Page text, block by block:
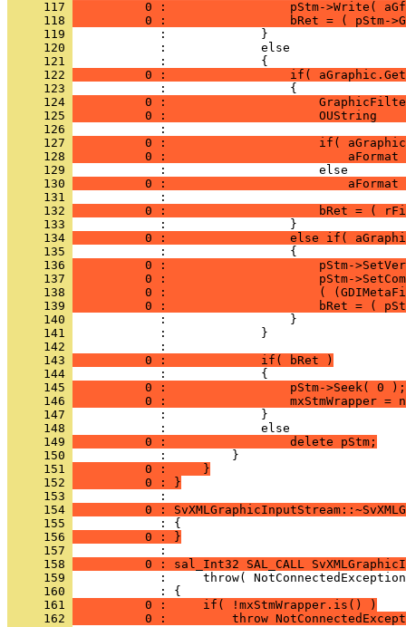
     117
0 :                 pStm->Write(
     118
0 :                 bRet = ( pStm-
     119
     120
     121
     122
0 :                 if(
     123
     124
0 :
     125
0 :                     OUString
     126
     127
0 :                     if(
     128
0 :                         aFormat
     129
     130
0 :                         aFormat
     131
     132
0 :                     bRet = (
     133
     134
0 :                 else if(
     135
     136
0 :                     pStm-
     137
0 :                     pStm-
     138
0 :                     (
     139
0 :                     bRet = (
     140
     141
     142
     143
          0 :             if( bRet )
     144
     145
          0 :                 pStm->Seek( 0 );
     146
0 :                 mxStmWrapper =
     147
     148
     149
          0 :                 delete pStm;
     150
     151
          0 :     }
     152
          0 : }
     153
     154
0 :
     155
     156
          0 : }
     157
     158
0 : sal_Int32 SAL_CALL
     159
     160
     161
          0 :     if( !mxStmWrapper.is() )
     162
0 :         throw